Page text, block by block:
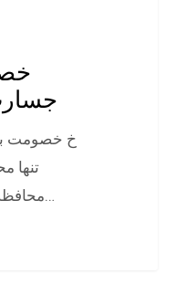
خ خصومت
تنها
محافظه‌کارها نيست. بسياری…